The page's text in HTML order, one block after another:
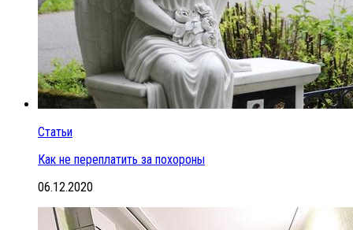
Статьи
Как не переплатить за похороны
06.12.2020